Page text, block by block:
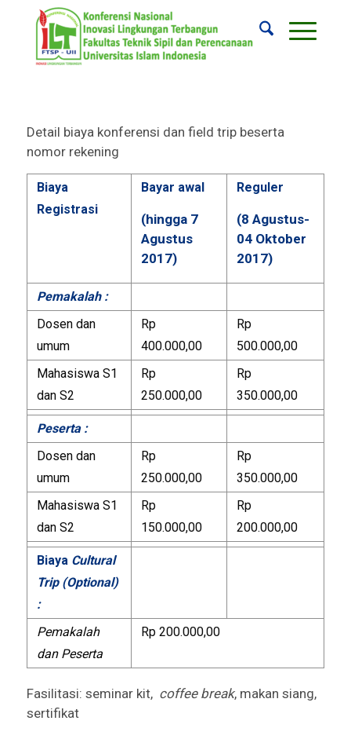
Detail biaya konferensi dan field trip beserta
nomor rekening
Biaya
Registrasi
Bayar awal
(hingga 7
Agustus
2017)
Reguler
(8 Agustus-
04 Oktober
2017)
Pemakalah :
Dosen dan
umum
Rp
400.000,00
Rp
500.000,00
Mahasiswa S1
dan S2
Rp
250.000,00
Rp
350.000,00
Peserta :
Dosen dan
umum
Rp
250.000,00
Rp
350.000,00
Mahasiswa S1
dan S2
Rp
150.000,00
Rp
200.000,00
Biaya Cultural
Trip (Optional)
:
Pemakalah
dan Peserta
Rp 200.000,00
Fasilitasi: seminar kit, coffee break, makan siang,
sertifikat